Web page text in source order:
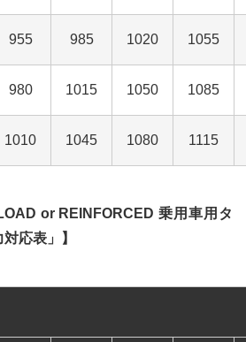
955 985 1020 1055
980 1015 1050 1085
1010 1045 1080 1115
or REINFORCED 乗用車用タ
応表」】